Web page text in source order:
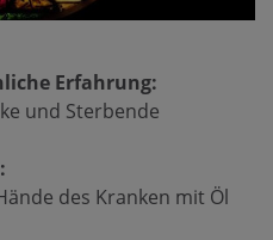
Erfahrung:
und Sterbende
des Kranken mit Öl